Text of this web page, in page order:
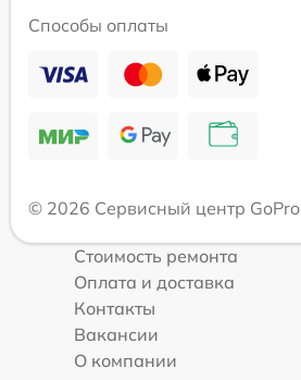
Способы оплаты
© 2026 Сервисный центр GoPro
Стоимость ремонта
Оплата и доставка
Контакты
Вакансии
О компании